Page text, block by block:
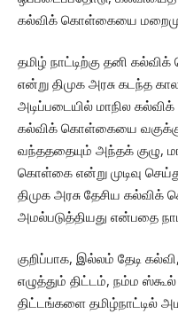
கல்விக் கொள்கையை
தமிழ் நாட்டிற்கு தனி
என்று திமுக அரசு கடந்த
அடிப்படையில் மாநில
கல்விக் கொள்கையை
வந்தததையும் அந்தக் குழு,
கொள்கை என்று முடிவு
திமுக அரசு தேசிய
அமல்படுத்தியது என்பதை
குறிப்பாக, இல்லம் தேடி
எழுத்தும் திட்டம், நம்ம
திட்டங்களை தமிழ்நாட்டில்